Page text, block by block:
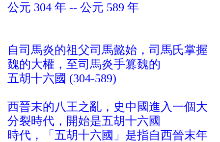
公元 304 年 -- 公元 589 年
自司馬炎的祖父司馬懿始，司馬氏掌握
魏的大權，至司馬炎手篡魏的
五胡十六國 (304-589)
西晉末的八王之亂，史中國進入一個大
分裂時代，開始是五胡十六國
時代，「五胡十六國」是指自西晉末年